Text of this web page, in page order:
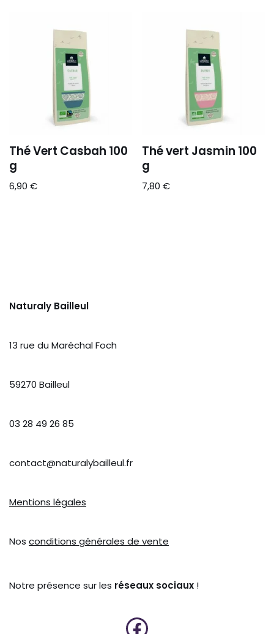
Thé Vert Casbah 100
g
6,90 €
Thé vert Jasmin 100
g
7,80€
Naturaly Bailleul
13 rue du Maréchal Foch
59270 Bailleul
03 28 49 26 85
contact@naturalybailleul.fr
Mentions légales
Nos conditions générales de vente
Notre présence sur les réseaux sociaux !